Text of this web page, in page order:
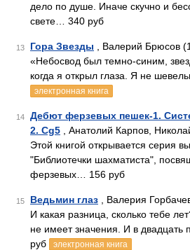
дело по душе. Иначе скучно и
свете… 340 руб
13 Гора Звезды , Валерий Брюсов
«Небосвод был темно-синим,
когда я открыл глаза. Я не
электронная книга
14
Дебют ферзевых пешек-1.
2. Cg5 , Анатолий Карпов,
Этой книгой открывается серия
"Библиотечки шахматиста",
ферзевых… 156 руб
15 Ведьмин глаз , Валерия
И какая разница, сколько тебе
не имеет значения. И в двадцать
руб
электронная книга